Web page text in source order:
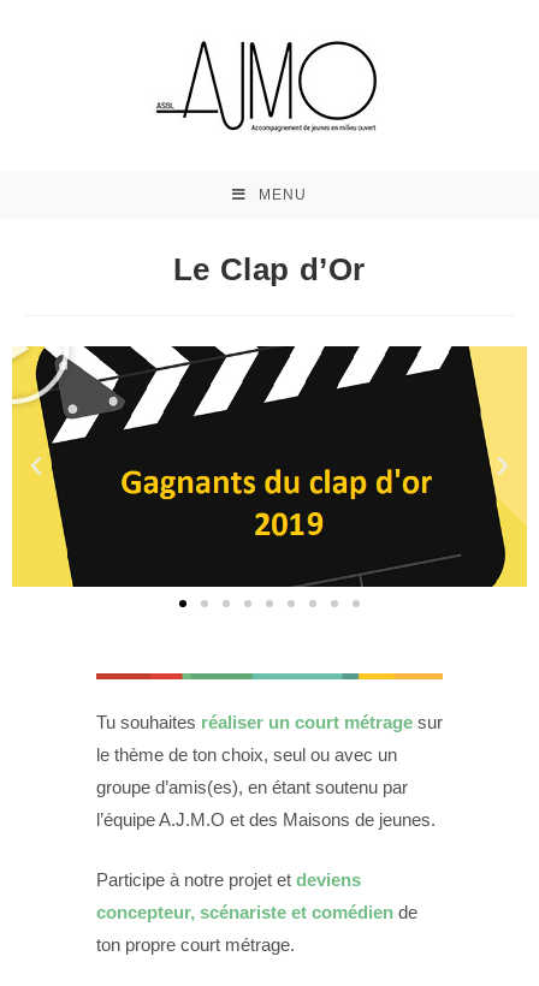
MENU
Le Clap d’Or
Tu souhaites réaliser un court métrage sur
le thème de ton choix, seul ou avec un
groupe d’amis(es), en étant soutenu par
l’équipe A.J.M.O et des Maisons de jeunes.
Participe à notre projet et deviens
concepteur, scénariste et comédien de
ton propre court métrage.